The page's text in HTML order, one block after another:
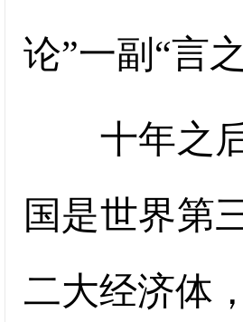
论”一副“言
十年之后
国是世界第
二大经济体